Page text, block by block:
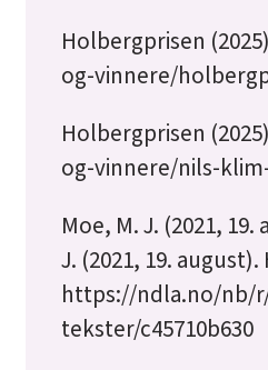
Holbergprisen
og-vinnere/
Holbergprisen
og-vinnere/nils-
Moe, M. J. (2021,
J. (2021, 19.
https://ndla.no/nb/
tekster/c45710b630